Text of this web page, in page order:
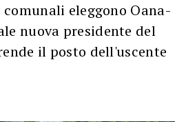
eleggono Oana-
nuova presidente del
il posto dell'uscente